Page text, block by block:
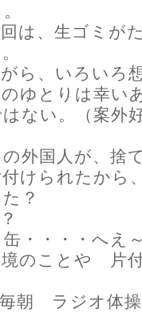
は、生ゴミが
ら、いろいろ
ゆとりは幸い
ない。（案外
外国人が、捨
けられたから
？
・・・・へえ
のことや 片
朝 ラジオ体